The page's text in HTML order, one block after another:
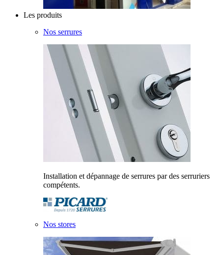
Les produits
Nos serrures
Installation et dépannage de serrures par des serruriers
compétents.
Nos stores